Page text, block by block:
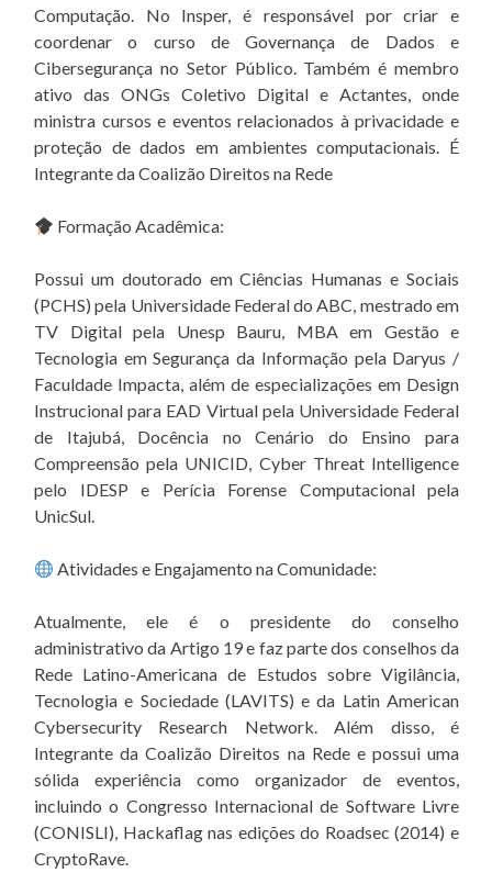
Computação. No Insper, é responsável por criar e
coordenar o curso de Governança de Dados e
Cibersegurança no Setor Público. Também é membro
ativo das ONGs Coletivo Digital e Actantes, onde
ministra cursos e eventos relacionados à privacidade e
proteção de dados em ambientes computacionais. É
Integrante da Coalizão Direitos na Rede
Formação Acadêmica:
Possui um doutorado em Ciências Humanas e Sociais
(PCHS) pela Universidade Federal do ABC, mestrado em
TV Digital pela Unesp Bauru, MBA em Gestão e
Tecnologia em Segurança da Informação pela Daryus /
Faculdade Impacta, além de especializações em Design
Instrucional para EAD Virtual pela Universidade Federal
de Itajubá, Docência no Cenário do Ensino para
Compreensão pela UNICID, Cyber Threat Intelligence
pelo IDESP e Perícia Forense Computacional pela
UnicSul.
Atividades e Engajamento na Comunidade:
Atualmente, ele é o presidente do conselho
administrativo da Artigo 19 e faz parte dos conselhos da
Rede Latino-Americana de Estudos sobre Vigilância,
Tecnologia e Sociedade (LAVITS) e da Latin American
Cybersecurity Research Network. Além disso, é
Integrante da Coalizão Direitos na Rede e possui uma
sólida experiência como organizador de eventos,
incluindo o Congresso Internacional de Software Livre
(CONISLI), Hackaflag nas edições do Roadsec (2014) e
CryptoRave.